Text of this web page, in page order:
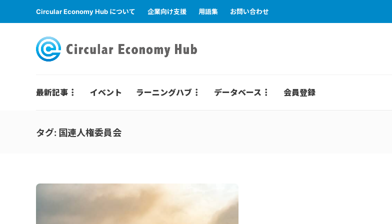
Circular Economy Hub について 企業向け支援 用語集 お問い合わせ
最新記事 イベント ラーニングハブ データベース 会員登録
タグ: 国連人権委員会